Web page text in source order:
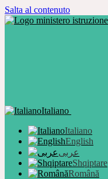
Salta al contenuto
Italiano
Italiano
English
عربى
Shqiptare
Română